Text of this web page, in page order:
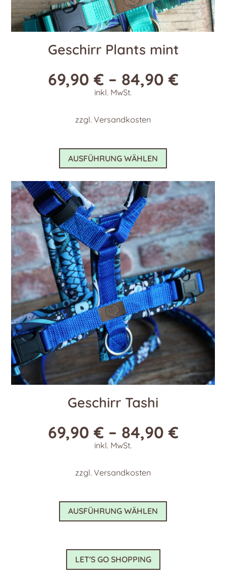
Geschirr Plants mint
69,90€ – 84,90€
inkl. MwSt.
zzgl. Versandkosten
AUSFÜHRUNG WÄHLEN
Dieses
weist
mehrere
Varianten
auf.
Die
Optionen
können
auf
der
Produktseite
gewählt
werden
Geschirr Tashi
69,90€ – 84,90€
inkl. MwSt.
zzgl. Versandkosten
AUSFÜHRUNG WÄHLEN
Dieses
weist
LET'S GO SHOPPING